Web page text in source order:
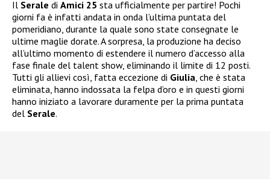
Il Serale di Amici 25 sta ufficialmente per partire! Pochi
giorni fa è infatti andata in onda l’ultima puntata del
pomeridiano, durante la quale sono state consegnate le
ultime maglie dorate. A sorpresa, la produzione ha deciso
all’ultimo momento di estendere il numero d’accesso alla
fase finale del talent show, eliminando il limite di 12 posti.
Tutti gli allievi così, fatta eccezione di Giulia , che è stata
eliminata, hanno indossata la felpa d’oro e in questi giorni
hanno iniziato a lavorare duramente per la prima puntata
del Serale.